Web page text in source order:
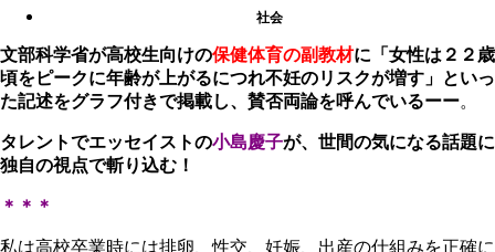
社会
文部科学省が高校生向けの保健体育の副教材に 「女性は２２歳
頃をピークに年齢が上がるにつれ不妊のリスクが増す」 といっ
た記述をグラフ付きで掲載し、賛否両論を呼んでいるーー。
タレントでエッセイストの小島慶子が、世間の気になる話題に
独自の視点で斬り込む！
＊＊＊
私は高校卒業時には排卵、性交、妊娠、出産の仕組みを正確に